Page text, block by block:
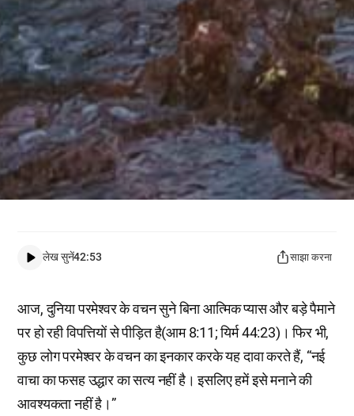
लेख सुनें42:53 साझा करना
आज, दुनिया परमेश्वर के वचन सुने बिना आत्मिक प्यास और बड़े पैमाने
पर हो रही विपत्तियों से पीड़ित है(आम 8:11; यिर्म 44:23)। फिर भी,
कुछ लोग परमेश्वर के वचन का इनकार करके यह दावा करते हैं, “नई
वाचा का फसह उद्धार का सत्य नहीं है। इसलिए हमें इसे मनाने की
आवश्यकता नहीं है।”